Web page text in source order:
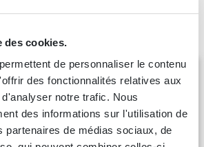
des cookies.
de personnaliser le contenu
des fonctionnalités relatives aux
notre trafic. Nous
des informations sur l'utilisation de
partenaires de médias sociaux, de
Elevate meuble de lavabo WC 40
poignée rapportée avec 1 porte
à droite Grove
8 - 9 semaines